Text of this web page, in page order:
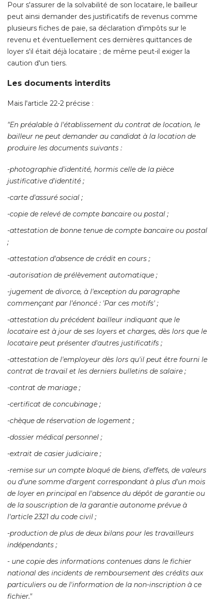
Pour s'assurer de la solvabilité de son locataire, le bailleur
peut ainsi demander des justificatifs de revenus comme
plusieurs fiches de paie, sa déclaration d'impôts sur le
revenu et éventuellement ces dernières quittances de
loyer s'il était déjà locataire ; de même peut-il exiger la
caution d'un tiers.
Les documents interdits
Mais l'article 22-2 précise :
"En préalable à l'établissement du contrat de location, le
bailleur ne peut demander au candidat à la location de
produire les documents suivants :
-photographie d'identité, hormis celle de la pièce
justificative d'identité ;
-carte d'assuré social ;
-copie de relevé de compte bancaire ou postal ;
-attestation de bonne tenue de compte bancaire ou postal
;
-attestation d'absence de crédit en cours ;
-autorisation de prélèvement automatique ;
-jugement de divorce, à l'exception du paragraphe
commençant par l'énoncé : 'Par ces motifs' ;
-attestation du précédent bailleur indiquant que le
locataire est à jour de ses loyers et charges, dès lors que le
locataire peut présenter d'autres justificatifs ;
-attestation de l'employeur dès lors qu'il peut être fourni le
contrat de travail et les derniers bulletins de salaire ;
-contrat de mariage ;
-certificat de concubinage ;
-chèque de réservation de logement ;
-dossier médical personnel ;
-extrait de casier judiciaire ;
-remise sur un compte bloqué de biens, d'effets, de valeurs
ou d'une somme d'argent correspondant à plus d'un mois
de loyer en principal en l'absence du dépôt de garantie ou
de la souscription de la garantie autonome prévue à
l'article 2321 du code civil ;
-production de plus de deux bilans pour les travailleurs
indépendants ;
- une copie des informations contenues dans le fichier
national des incidents de remboursement des crédits aux
particuliers ou de l'information de la non-inscription à ce
fichier."